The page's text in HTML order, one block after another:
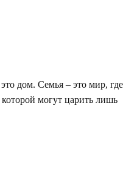
дом. Семья – это мир, где
могут царить лишь